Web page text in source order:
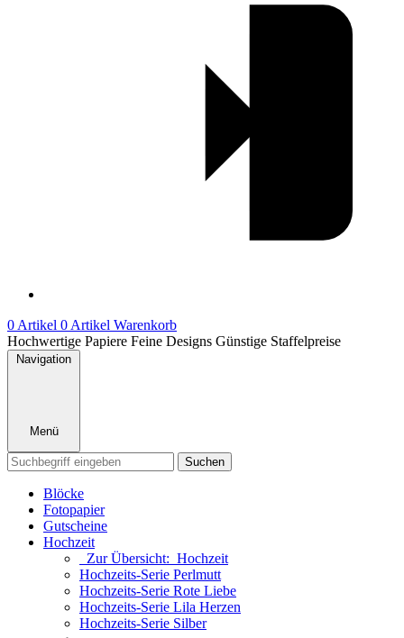
0 Artikel 0 Artikel Warenkorb
Hochwertige Papiere Feine Designs Günstige Staffelpreise
Navigation
Menü
Suchen
Blöcke
Fotopapier
Gutscheine
Hochzeit
Zur Übersicht: Hochzeit
Hochzeits-Serie Perlmutt
Hochzeits-Serie Rote Liebe
Hochzeits-Serie Lila Herzen
Hochzeits-Serie Silber